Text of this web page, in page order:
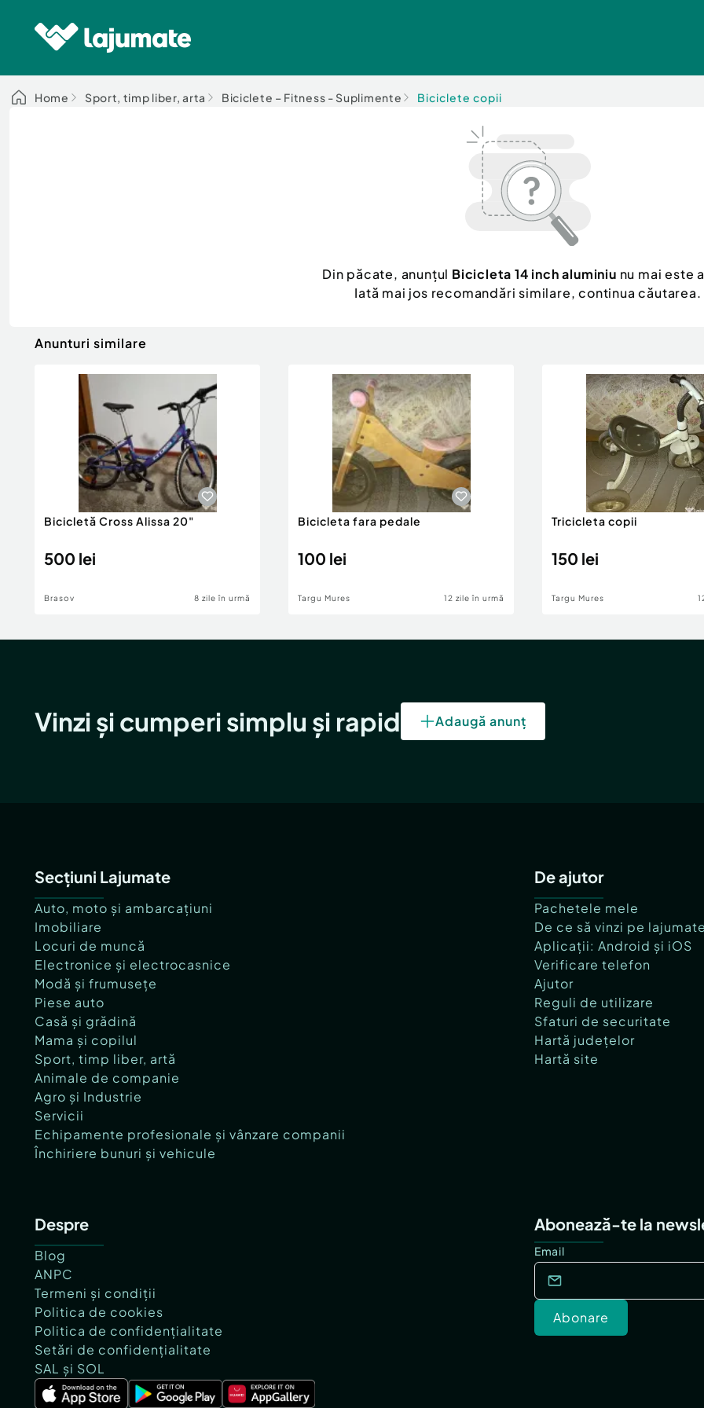
Home Sport, timp liber, arta Biciclete – Fitness - Suplimente Biciclete copii
Din păcate, anunțul Bicicleta 14 inch aluminiu nu mai este
Iată mai jos recomandări similare, continua căutarea.
Anunturi similare
Bicicletă Cross Alissa 20"
500 lei
Brasov 8 zile în urmă
Bicicleta fara pedale
100 lei
Targu Mures 12 zile în urmă
Tricicleta copii
150 lei
Targu Mures
Vinzi și cumperi simplu și rapid Adaugă anunț
Secțiuni Lajumate
Auto, moto și ambarcațiuni
Imobiliare
Locuri de muncă
Electronice și electrocasnice
Modă și frumusețe
Piese auto
Casă și grădină
Mama și copilul
Sport, timp liber, artă
Animale de companie
Agro și Industrie
Servicii
Echipamente profesionale și vânzare companii
Închiriere bunuri și vehicule
De ajutor
Pachetele mele
De ce să vinzi pe
Aplicații: Android și iOS
Verificare telefon
Ajutor
Reguli de utilizare
Sfaturi de securitate
Hartă județelor
Hartă site
Despre
Blog
ANPC
Termeni și condiții
Politica de cookies
Politica de confidențialitate
Setări de confidențialitate
SAL și SOL
Abonează-te la
Email
Abonare